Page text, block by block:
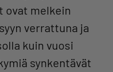
ovat melkein
verrattuna ja
kuin vuosi
synkentävät